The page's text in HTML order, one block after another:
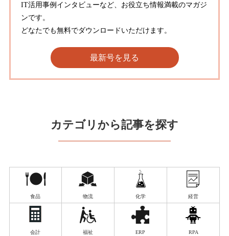
IT活用事例インタビューなど、お役立ち情報満載のマガジ
ンです。
どなたでも無料でダウンロードいただけます。
最新号を見る
カテゴリから記事を探す
食品 物流 化学 経営
会計 福祉 ERP RPA